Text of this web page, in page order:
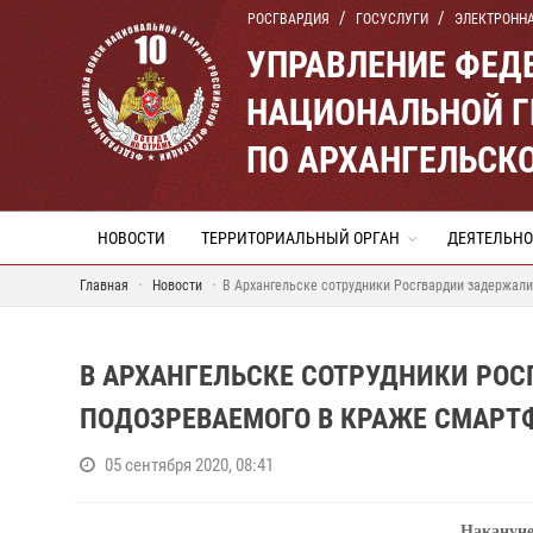
РОСГВАРДИЯ ГОСУСЛУГИ
УПРАВЛЕНИЕ
НАЦИОНАЛЬНОЙ
ПО
НОВОСТИ ТЕРРИТОРИАЛЬНЫЙ ОРГАН
Главная Новости В Архангельске сотрудники Росгвардии
В АРХАНГЕЛЬСКЕ СОТРУДНИКИ
ПОДОЗРЕВАЕМОГО В КРАЖЕ
05 сентября 2020, 08:41